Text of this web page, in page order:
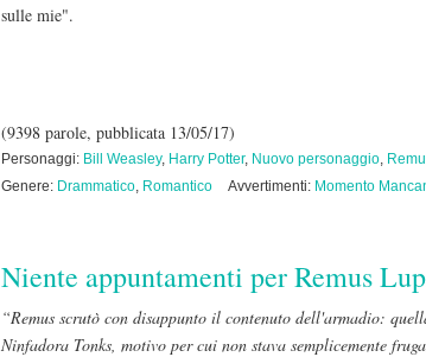
sulle mie".
(9398 parole, pubblicata 13/05/17)
Personaggi: Bill Weasley, Harry Potter, Nuovo personaggio,
Genere: Drammatico, Romantico Avvertimenti: Momento
Niente appuntamenti per Remus
“Remus scrutò con disappunto il contenuto dell'armadio:
Ninfadora Tonks, motivo per cui non stava semplicemente